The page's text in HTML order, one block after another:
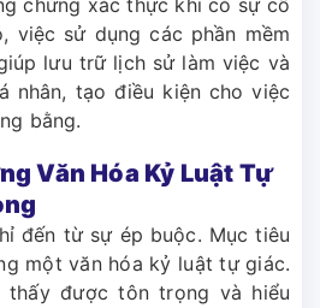
chứng xác thực khi có sự cố
việc sử dụng các phần mềm
lưu trữ lịch sử làm việc và
nhân, tạo điều kiện cho việc
bằng.
Văn Hóa Kỷ Luật Tự
đến từ sự ép buộc. Mục tiêu
một văn hóa kỷ luật tự giác.
thấy được tôn trọng và hiểu